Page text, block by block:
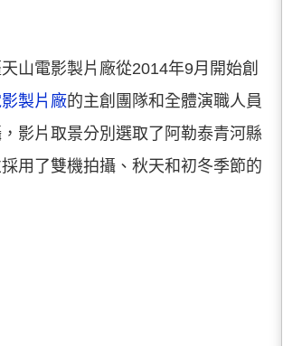
天山電影製片廠從2014年9月開始創
製片廠的主創團隊和全體演職人員
影片取景分別選取了阿勒泰青河縣
用了雙機拍攝、秋天和初冬季節的